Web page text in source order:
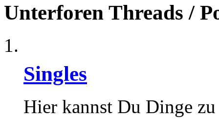
Unterforen Threads /
Singles
Hier kannst Du Dinge